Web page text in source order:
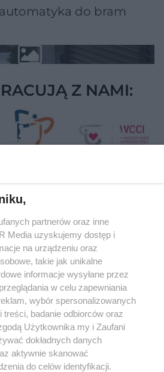
do bram
Z NAMI:
w serwisie nie może być powielany i
rozpowszechniany w jakikolwiek sposób
lub mechaniczny) na jakimkolwiek polu
formie, włącznie z umieszczaniem w
właściciela praw. Jakiekolwiek użycie
w całości lub w części z naruszeniem
jest zabronione pod groźbą kary i
O nas
partnerów oraz inne
Media uzyskujemy dostęp i
na urządzeniu oraz
takie jak unikalne
informacje wysyłane przez
w celu zapewniania
wybór spersonalizowanych
badanie odbiorców oraz
Użytkownika my i Zaufani
dokładnych danych
aktywnie skanować
do celów identyfikacji.